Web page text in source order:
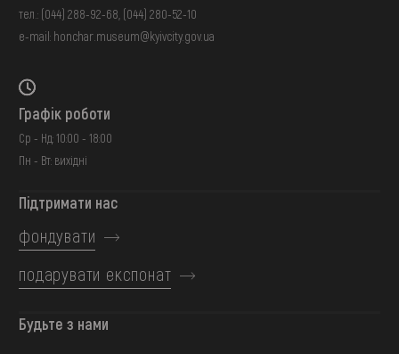
тел.: (044) 288-92-68 (044) 280-52-10
e-mail: honchar.museum@kyivcity.gov.ua
Графік роботи
Ср - Нд: 10:00 - 18:00
Пн - Вт: вихідні
Підтримати нас
фондувати
подарувати експонат
Будьте з нами